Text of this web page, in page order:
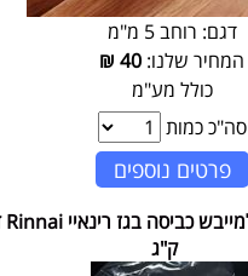
דגם: רוחב 5 מ"מ
המחיר שלנו: 40
₪
כולל מע"מ
סה"כ כמות
פרטים נוספים
ק"ג